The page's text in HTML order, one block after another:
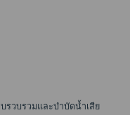
รวบรวมและบำบัดน้ำเสีย